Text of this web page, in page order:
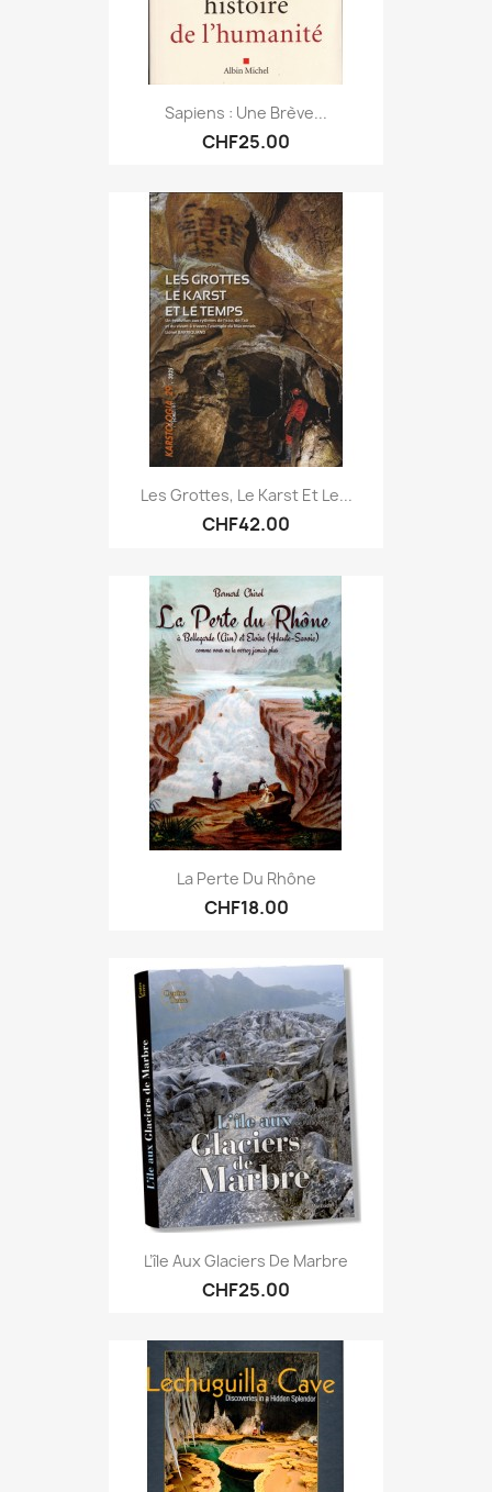
Sapiens : Une Brève...
CHF25.00
Les Grottes, Le Karst Et Le...
CHF42.00
La Perte Du Rhône
CHF18.00
L’île Aux Glaciers De Marbre
CHF25.00